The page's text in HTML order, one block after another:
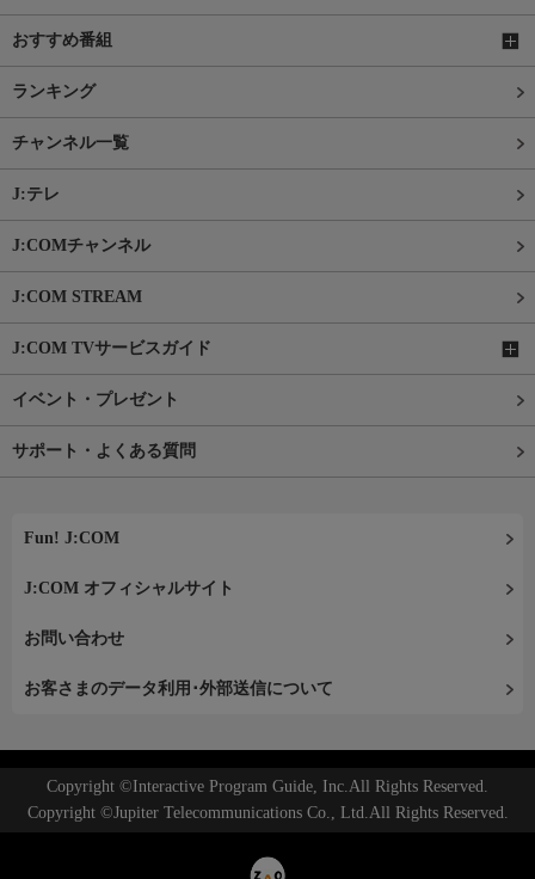
おすすめ番組
ランキング
チャンネル一覧
J:テレ
J:COMチャンネル
J:COM STREAM
J:COM TVサービスガイド
イベント・プレゼント
サポート・よくある質問
Fun! J:COM
J:COM オフィシャルサイト
お問い合わせ
お客さまのデータ利用･外部送信について
Copyright ©Interactive Program Guide, Inc.All Rights Reserved.
Copyright ©Jupiter Telecommunications Co., Ltd.All Rights Reserved.